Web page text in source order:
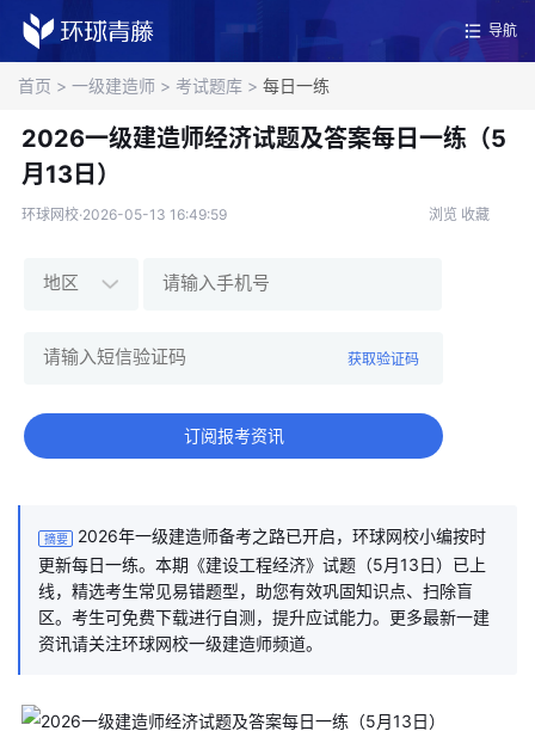
导航
首页 > 一级建造师 > 考试题库 > 每日一练
2026一级建造师经济试题及答案每日一练（5
月13日）
环球网校·2026-05-13 16:49:59 浏览 收藏
获取验证码
订阅报考资讯
摘要
2026年一级建造师备考之路已开启，环球网校小编按时
更新每日一练。本期《建设工程经济》试题（5月13日）已上
线，精选考生常见易错题型，助您有效巩固知识点、扫除盲
区。考生可免费下载进行自测，提升应试能力。更多最新一建
资讯请关注环球网校一级建造师频道。